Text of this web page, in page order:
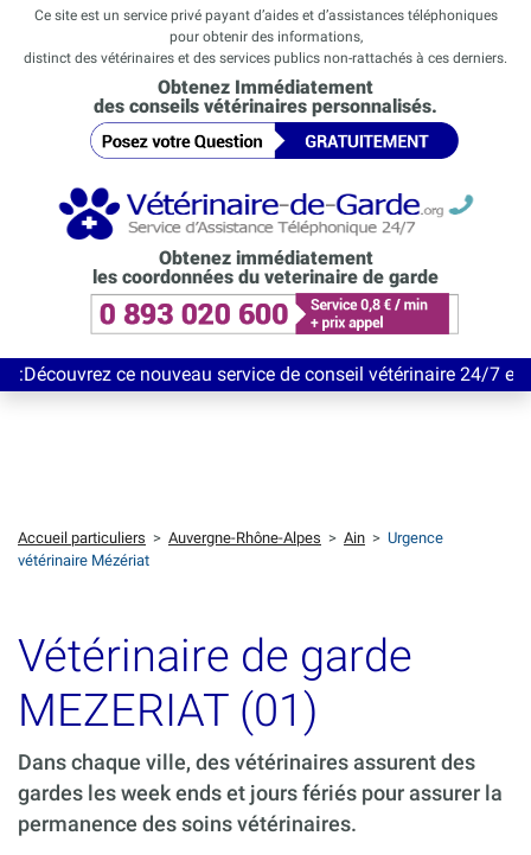
Ce site est un service privé payant d’aides et d’assistances téléphoniques
pour obtenir des informations,
distinct des vétérinaires et des services publics non-rattachés à ces derniers.
Obtenez Immédiatement
des conseils vétérinaires personnalisés.
Obtenez immédiatement
les coordonnées du veterinaire de garde
ce nouveau service de conseil vétérinaire 24/7
Accueil particuliers > Auvergne-Rhône-Alpes > Ain > Urgence
vétérinaire Mézériat
Vétérinaire de garde
MEZERIAT (01)
Dans chaque ville, des vétérinaires assurent des
gardes les week ends et jours fériés pour assurer la
permanence des soins vétérinaires.